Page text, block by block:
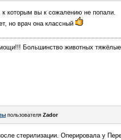
к которым вы к сожалению не попали.
но врач она классный
Большинство животных тяжёлые
пользователя Zador
стерилизации. Оперировала у